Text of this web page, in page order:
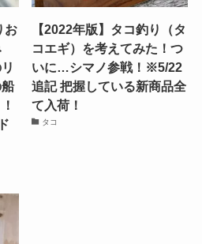
お
【2022年版】タコ釣り（タ
コエギ）を考えてみた！つ
いに…シマノ参戦！※5/22
追記 把握している新商品全
て入荷！
タコ